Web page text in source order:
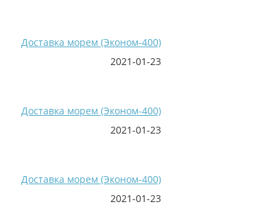
Доставка морем (Эконом-400)
2021-01-23
Доставка морем (Эконом-400)
2021-01-23
Доставка морем (Эконом-400)
2021-01-23